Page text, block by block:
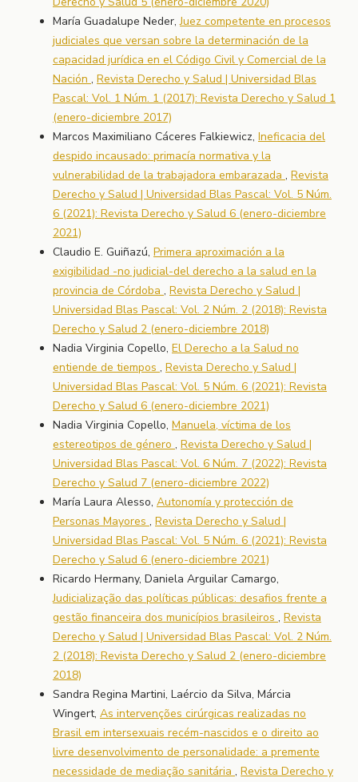
María Guadalupe Neder,Juez competente en procesos
judiciales que versan sobre la determinación de la
capacidad jurídica en el Código Civil y Comercial de la
Nación , Revista Derecho y Salud | Universidad Blas
Pascal: Vol. 1 Núm. 1 (2017): Revista Derecho y Salud 1
(enero-diciembre 2017)
Marcos Maximiliano Cáceres Falkiewicz, Ineficacia del
despido incausado: primacía normativa y la
vulnerabilidad de la trabajadora embarazada , Revista
Derecho y Salud | Universidad Blas Pascal: Vol. 5 Núm.
6 (2021): Revista Derecho y Salud 6 (enero-diciembre
2021)
Claudio E. Guiñazú, Primera aproximación a la
exigibilidad -no judicial-del derecho a la salud en la
provincia de Córdoba , Revista Derecho y Salud |
Universidad Blas Pascal: Vol. 2 Núm. 2 (2018): Revista
Derecho y Salud 2 (enero-diciembre 2018)
Nadia Virginia Copello, El Derecho a la Salud no
entiende de tiempos , Revista Derecho y Salud |
Universidad Blas Pascal: Vol. 5 Núm. 6 (2021): Revista
Derecho y Salud 6 (enero-diciembre 2021)
Nadia Virginia Copello, Manuela, víctima de los
estereotipos de género , Revista Derecho y Salud |
Universidad Blas Pascal: Vol. 6 Núm. 7 (2022): Revista
Derecho y Salud 7 (enero-diciembre 2022)
María Laura Alesso, Autonomía y protección de
Personas Mayores , Revista Derecho y Salud |
Universidad Blas Pascal: Vol. 5 Núm. 6 (2021): Revista
Derecho y Salud 6 (enero-diciembre 2021)
Ricardo Hermany, Daniela Arguilar Camargo,
Judicialização das políticas públicas: desafios frente a
gestão financeira dos municípios brasileiros , Revista
Derecho y Salud | Universidad Blas Pascal: Vol. 2 Núm.
2 (2018): Revista Derecho y Salud 2 (enero-diciembre
2018)
Sandra Regina Martini, Laércio da Silva, Márcia
Wingert, As intervenções cirúrgicas realizadas no
Brasil em intersexuais recém-nascidos e o direito ao
livre desenvolvimento de personalidade: a premente
necessidade de mediação sanitária , Revista Derecho y